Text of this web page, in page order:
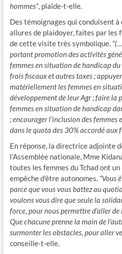
hommes”, plaide-t-elle.
Des témoignages qui conduisent
allures de plaidoyer, faites par les
de cette visite très symbolique.
portant promotion des activités
femmes en situation de handicap
frais fiscaux et autres taxes ;
matériellement les femmes en
développement de leur Agr ; faire la
femmes en situation de handicap
; encourager l’inclusion des
dans le quota des 30% accordé aux
En réponse, la directrice adjointe
l’Assemblée nationale, Mme
toutes les femmes du Tchad ont un
empêche d’être autonomes. “Vous
parce que vous vous battez au
voulons vous dire que seule la
force, pour nous permettre d’aller de
Que chacune prenne la main de
surmonter les obstacles, pour aller
conseille-t-elle.